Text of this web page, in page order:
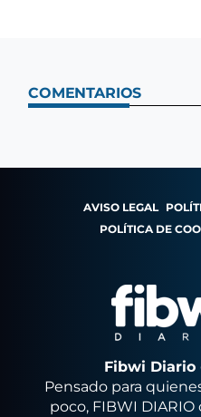
COMENTARIOS
AVISO LEGAL
POLÍTICA DE
Fibwi Diario
Pensado para
poco, FIBWI